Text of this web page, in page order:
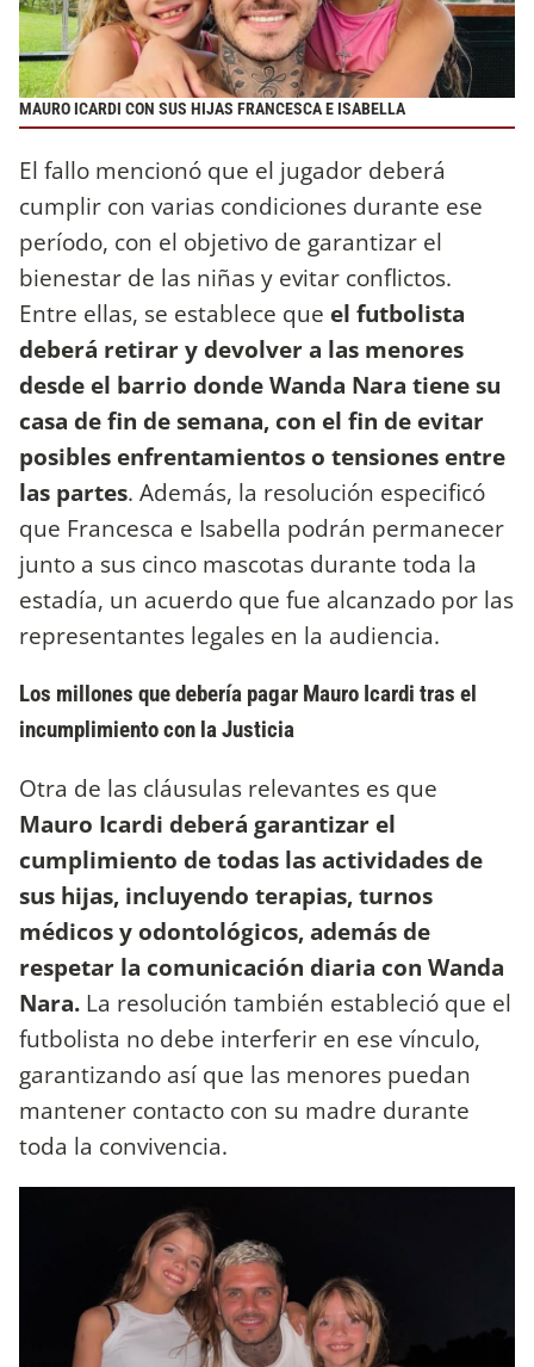
MAURO ICARDI CON SUS HIJAS FRANCESCA E ISABELLA
El fallo mencionó que el jugador deberá
cumplir con varias condiciones durante ese
período, con el objetivo de garantizar el
bienestar de las niñas y evitar conflictos.
Entre ellas, se establece que el futbolista
deberá retirar y devolver a las menores
desde el barrio donde Wanda Nara tiene su
casa de fin de semana, con el fin de evitar
posibles enfrentamientos o tensiones entre
las partes. Además, la resolución especificó
que Francesca e Isabella podrán permanecer
junto a sus cinco mascotas durante toda la
estadía, un acuerdo que fue alcanzado por las
representantes legales en la audiencia.
Los millones que debería pagar Mauro Icardi tras el
incumplimiento con la Justicia
Otra de las cláusulas relevantes es que
Mauro Icardi deberá garantizar el
cumplimiento de todas las actividades de
sus hijas, incluyendo terapias, turnos
médicos y odontológicos, además de
respetar la comunicación diaria con Wanda
Nara. La resolución también estableció que el
futbolista no debe interferir en ese vínculo,
garantizando así que las menores puedan
mantener contacto con su madre durante
toda la convivencia.